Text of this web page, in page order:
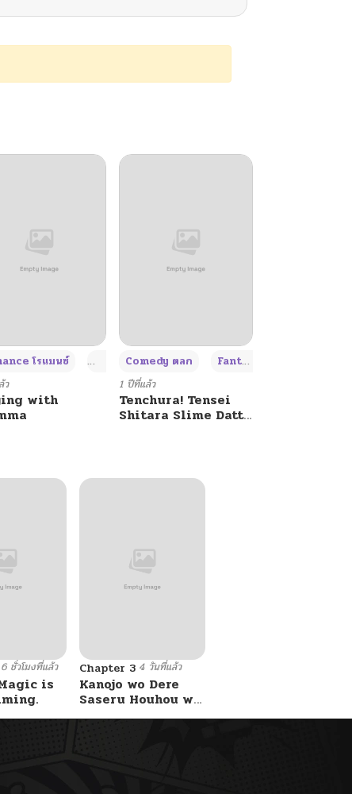
+4
โรแมนซ์ Adult ผู้ใหญ่ +4
ว
with
Comedy ตลก Fantasy แฟนตาซี
1 ปีที่แล้ว
Tenchura! Tensei
Shitara Slime Datta
6 ชั่วโมงที่แล้ว
is
Chapter 3 4 วันที่แล้ว
Kanojo wo Dere
Saseru Houhou wo,
Shourai Kekkon